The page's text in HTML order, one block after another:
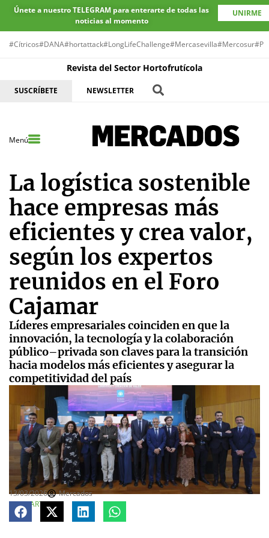
Únete a nuestro TELEGRAM para enterarte de todas las
noticias al momento
UNIRME
#Cítricos#DANA#hortattack#LongLifeChallenge#Mercasevilla#Mercosur
Revista del Sector Hortofrutícola
SUSCRÍBETE NEWSLETTER
Menú
La logística sostenible
hace empresas más
eficientes y crea valor,
según los expertos
reunidos en el Foro
Cajamar
Líderes empresariales coinciden en que la
innovación, la tecnología y la colaboración
público–privada son claves para la transición
hacia modelos más eficientes y asegurar la
competitividad del país
13/03/2026
Mercados
COMPARTE